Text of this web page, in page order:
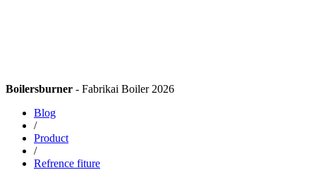
Boilersburner - Fabrikai Boiler 2026
Blog
/
Product
/
Refrence fiture